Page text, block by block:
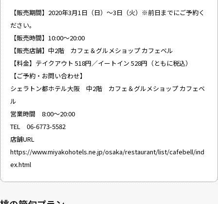
【販売期間】2020年3月1日（日）～3日（火）※前日までにご予約く
ださい。
【販売時間】10:00～20:00
【販売店舗】中2階 カフェ＆グルメショップ カフェベル
【料金】テイクアウト 518円／イートイン 528円（ともに税込）
【ご予約・お問い合わせ】
シェラトン都ホテル大阪 中2階 カフェ＆グルメショップ カフェベ
ル
営業時間 8:00～20:00
TEL 06-6773-5582
店舗URL
https://www.miyakohotels.ne.jp/osaka/restaurant/list/cafebell/ind
ex.html